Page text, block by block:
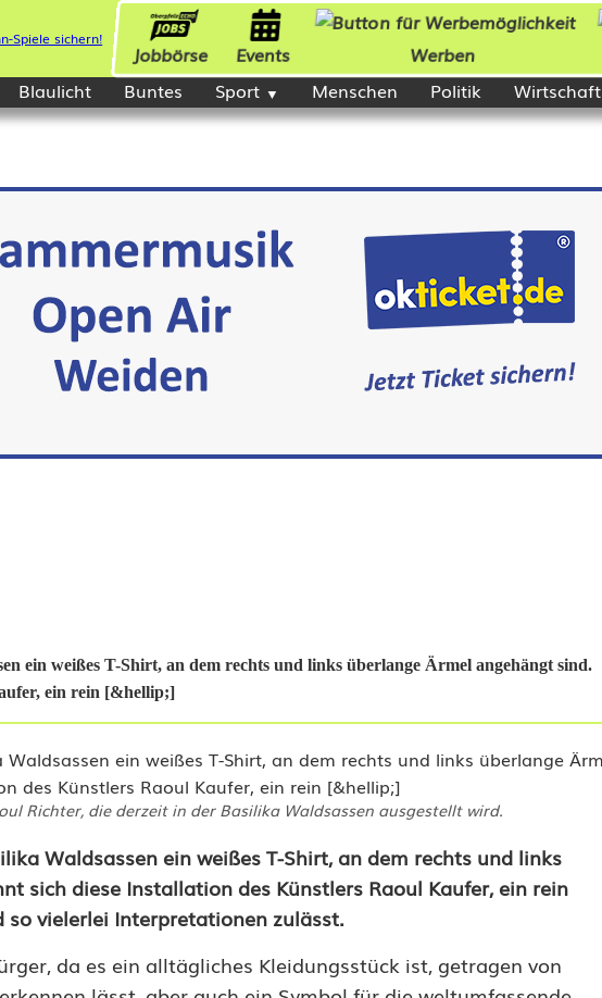
Jobbörse Events Werben
Blaulicht Buntes Sport Menschen Politik Wirtschaft
ein weißes T-Shirt, an dem rechts und links überlange Ärmel angehängt sind.
ein rein [&hellip;]
Richter, die derzeit in der Basilika Waldsassen ausgestellt wird.
Waldsassen ein weißes T-Shirt, an dem rechts und links
sich diese Installation des Künstlers Raoul Kaufer, ein rein
so vielerlei Interpretationen zulässt.
da es ein alltägliches Kleidungsstück ist, getragen von